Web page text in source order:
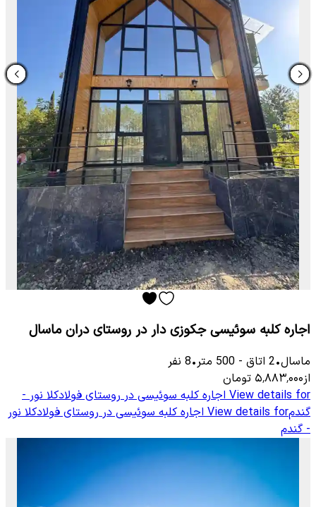
اجاره کلبه سوئیسی جکوزی دار در ر‌وستای دران ماسال
ماسال•
2 اتاق -
500 متر•
8 نفر
از۵٬۸۸۳٬۰۰۰ تومان
View details for اجاره کلبه سوئیسی در روستای فولادکلا نور -
گندمView details for اجاره کلبه سوئیسی در روستای فولادکلا نور
- گندم